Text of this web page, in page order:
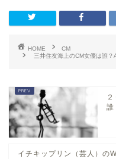
HOME
CM
三井住友海上のCM女優は誰？
誰
イチキップリン（芸人）の